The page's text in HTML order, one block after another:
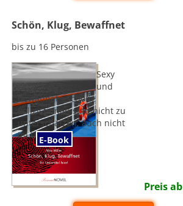
Schön, Klug, Bewaffnet
bis zu 16 Personen
E-Book
Sexy
und
bewaffnet - schöne
Polizistinnen sind nicht zu
unterschätzen, auch nicht
im Urlaub
Preis ab